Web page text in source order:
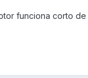
funciona corto